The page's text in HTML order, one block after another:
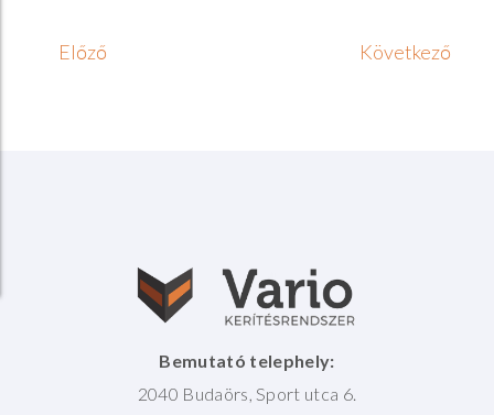
Előző Következő
Bemutató telephely:
2040 Budaörs, Sport utca 6.